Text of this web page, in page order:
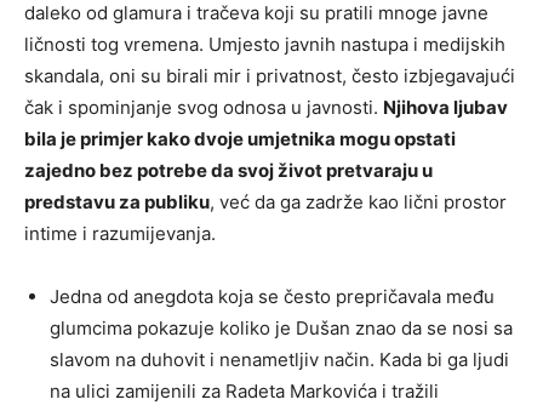
daleko od glamura i tračeva koji su pratili mnoge javne
ličnosti tog vremena. Umjesto javnih nastupa i medijskih
skandala, oni su birali mir i privatnost, često izbjegavajući
čak i spominjanje svog odnosa u javnosti. Njihova ljubav
bila je primjer kako dvoje umjetnika mogu opstati
zajedno bez potrebe da svoj život pretvaraju u
predstavu za publiku, već da ga zadrže kao lični prostor
intime i razumijevanja.
Jedna od anegdota koja se često prepričavala među
glumcima pokazuje koliko je Dušan znao da se nosi sa
slavom na duhovit i nenametljiv način. Kada bi ga ljudi
na ulici zamijenili za Radeta Markovića i tražili